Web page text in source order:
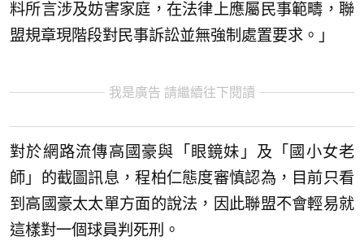
料所言涉及妨害家庭，在法律上應屬民事範疇，聯
盟規章現階段對民事訴訟並無強制處置要求。」
我是廣告 請繼續往下閱讀
對於網路流傳高國豪與「眼鏡妹」及「國小女老
師」的截圖訊息，程柏仁態度審慎認為，目前只看
到高國豪太太單方面的說法，因此聯盟不會輕易就
這樣對一個球員判死刑。